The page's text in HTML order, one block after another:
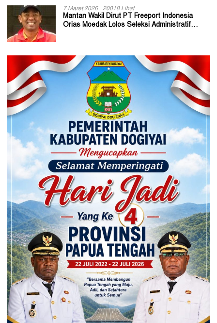
7 Maret 2026 20018 Lihat
Mantan Wakil Dirut PT Freeport Indonesia
Orias Moedak Lolos Seleksi Administratif